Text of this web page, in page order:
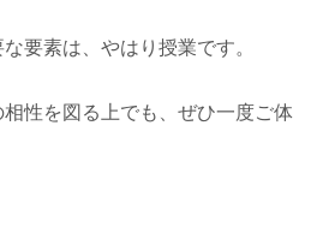
要素は、やはり授業です。
性を図る上でも、ぜひ一度ご体